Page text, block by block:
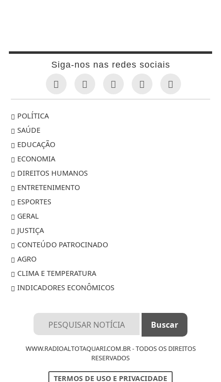
Siga-nos nas redes sociais
POLÍTICA
SAÚDE
EDUCAÇÃO
ECONOMIA
DIREITOS HUMANOS
ENTRETENIMENTO
ESPORTES
GERAL
JUSTIÇA
CONTEÚDO PATROCINADO
AGRO
CLIMA E TEMPERATURA
INDICADORES ECONÔMICOS
WWW.RADIOALTOTAQUARI.COM.BR - TODOS OS DIREITOS
RESERVADOS
TERMOS DE USO E PRIVACIDADE
Termos de Uso e Privacidade
experiência de navegação. Ao continuar o acesso,